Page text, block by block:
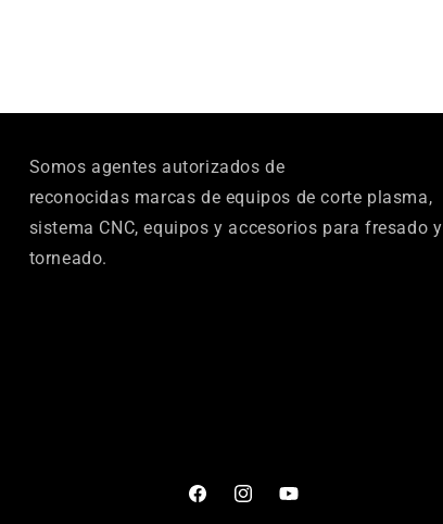
Somos agentes autorizados de
reconocidas marcas de equipos de corte plasma,
sistema CNC, equipos y accesorios para fresado y
torneado.
FacebookInstagramYouTube